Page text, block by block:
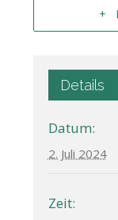
+
Details
Datum:
2. Juli 2024
Zeit: